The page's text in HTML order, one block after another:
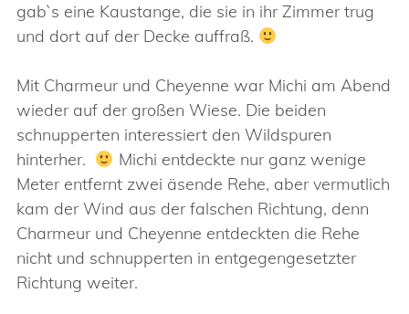
gab`s eine Kaustange, die sie in ihr Zimmer trug
und dort auf der Decke auffraß.
Mit Charmeur und Cheyenne war Michi am Abend
wieder auf der großen Wiese. Die beiden
schnupperten interessiert den Wildspuren
hinterher.
Michi entdeckte nur ganz wenige
Meter entfernt zwei äsende Rehe, aber vermutlich
kam der Wind aus der falschen Richtung, denn
Charmeur und Cheyenne entdeckten die Rehe
nicht und schnupperten in entgegengesetzter
Richtung weiter.